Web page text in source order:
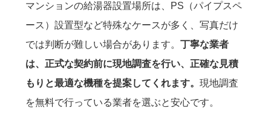
マンションの給湯器設置場所は、PS（パイプスペ
ース）設置型など特殊なケースが多く、写真だけ
では判断が難しい場合があります。 丁寧な業者
は、正式な契約前に現地調査を行い、正確な見積
もりと最適な機種を提案してくれます。 現地調査
を無料で行っている業者を選ぶと安心です。